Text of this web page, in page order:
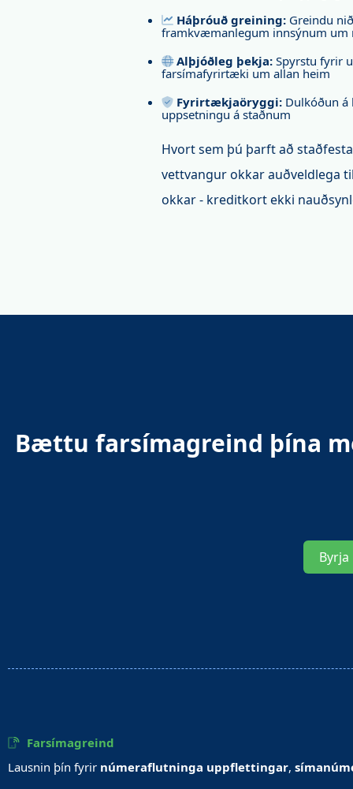
Háþróuð greining: Greindu
framkvæmanlegum innsýnum
Alþjóðleg þekja: Spyrstu fyrir
farsímafyrirtæki um allan heim
Fyrirtækjaöryggi: Dulkóðun á
uppsetningu á staðnum
Hvort sem þú þarft að
vettvangur okkar auðveldlega
okkar - kreditkort ekki
Bættu farsímagreind þína
Byrja
Farsímagreind
Lausnin þín fyrir númeraflutninga uppflettingar,